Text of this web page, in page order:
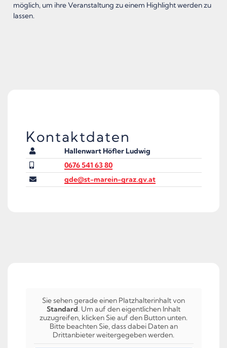
möglich, um ihre Veranstaltung zu einem Highlight werden zu
lassen.
Kontaktdaten
Hallenwart Höfler Ludwig
0676 541 63 80
gde@st-marein-graz.gv.at
Sie sehen gerade einen Platzhalterinhalt von
Standard. Um auf den eigentlichen Inhalt
zuzugreifen, klicken Sie auf den Button unten.
Bitte beachten Sie, dass dabei Daten an
Drittanbieter weitergegeben werden.